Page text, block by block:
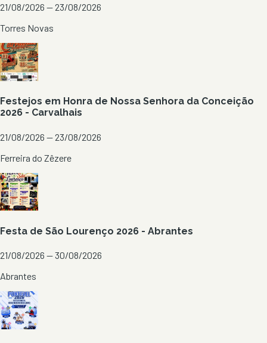
21/08/2026 — 23/08/2026
Torres Novas
Festejos em Honra de Nossa Senhora da Conceição
2026 - Carvalhais
21/08/2026 — 23/08/2026
Ferreira do Zêzere
Festa de São Lourenço 2026 - Abrantes
21/08/2026 — 30/08/2026
Abrantes